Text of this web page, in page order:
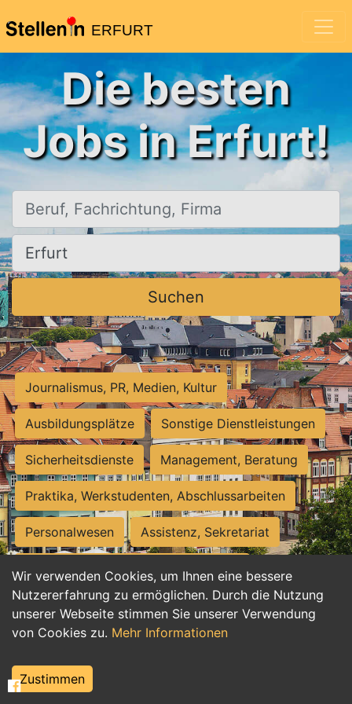
ERFURT
Wir verwenden Cookies, um Ihnen eine bessere
Nutzererfahrung zu ermöglichen. Durch die Nutzung
unserer Webseite stimmen Sie unserer Verwendung
von Cookies zu. Mehr Informationen
Zustimmen
Die besten
Jobs in Erfurt!
Beruf, Fachrichtung, Firma
Ort, Stadt
Suchen
Journalismus, PR, Medien, Kultur
Ausbildungsplätze Sonstige Dienstleistungen
Sicherheitsdienste Management, Beratung
Praktika, Werkstudenten, Abschlussarbeiten
Personalwesen Assistenz, Sekretariat
Hilfskräfte, Aushilfs- und Nebenjobs
Einkauf, Logistik, Materialwirtschaft
Weiterbildung, Studium, duale Ausbildung
Tourismus